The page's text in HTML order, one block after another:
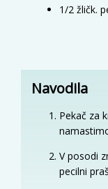
1/2 žličk.
Navodila
Pekač za
V posodi
pecilni